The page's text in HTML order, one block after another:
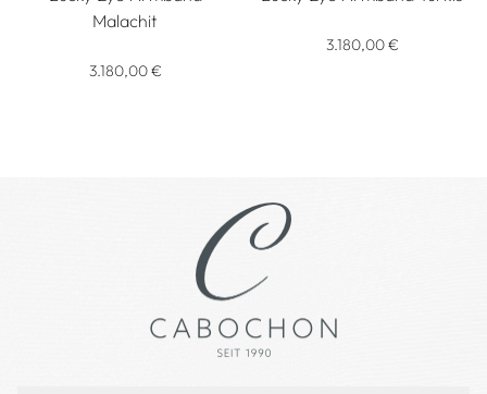
Malachit
Messika Lucky Eye Armband Malachit, Ref: 12888-YG, Preis:
3.180,00 €
3.180,00 €